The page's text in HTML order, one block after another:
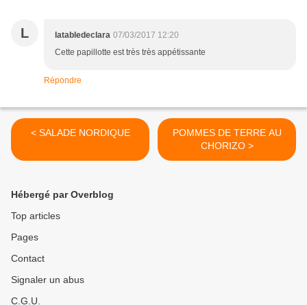
L latabledeclara 07/03/2017 12:20
Cette papillotte est très très appétissante
Répondre
< SALADE NORDIQUE
POMMES DE TERRE AU
CHORIZO >
Hébergé par Overblog
Top articles
Pages
Contact
Signaler un abus
C.G.U.